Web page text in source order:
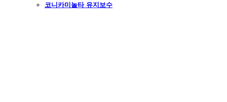
코니카미놀타 유지보수